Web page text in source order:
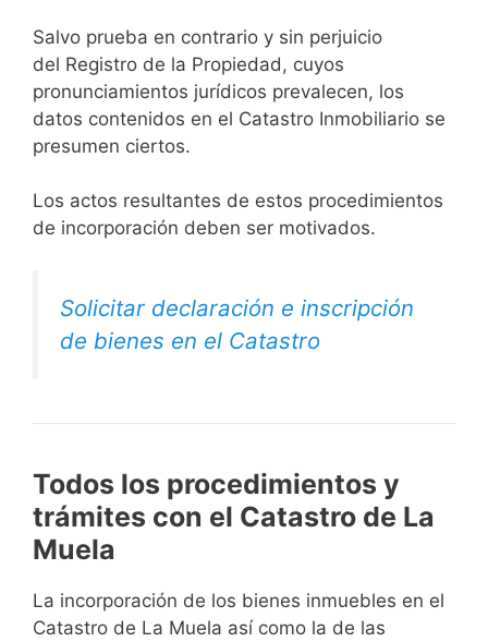
Salvo prueba en contrario y sin perjuicio
del Registro de la Propiedad, cuyos
pronunciamientos jurídicos prevalecen, los
datos contenidos en el Catastro Inmobiliario se
presumen ciertos.
Los actos resultantes de estos procedimientos
de incorporación deben ser motivados.
Solicitar declaración e inscripción
de bienes en el Catastro
Todos los procedimientos y
trámites con el Catastro de La
Muela
La incorporación de los bienes inmuebles en el
Catastro de La Muela así como la de las